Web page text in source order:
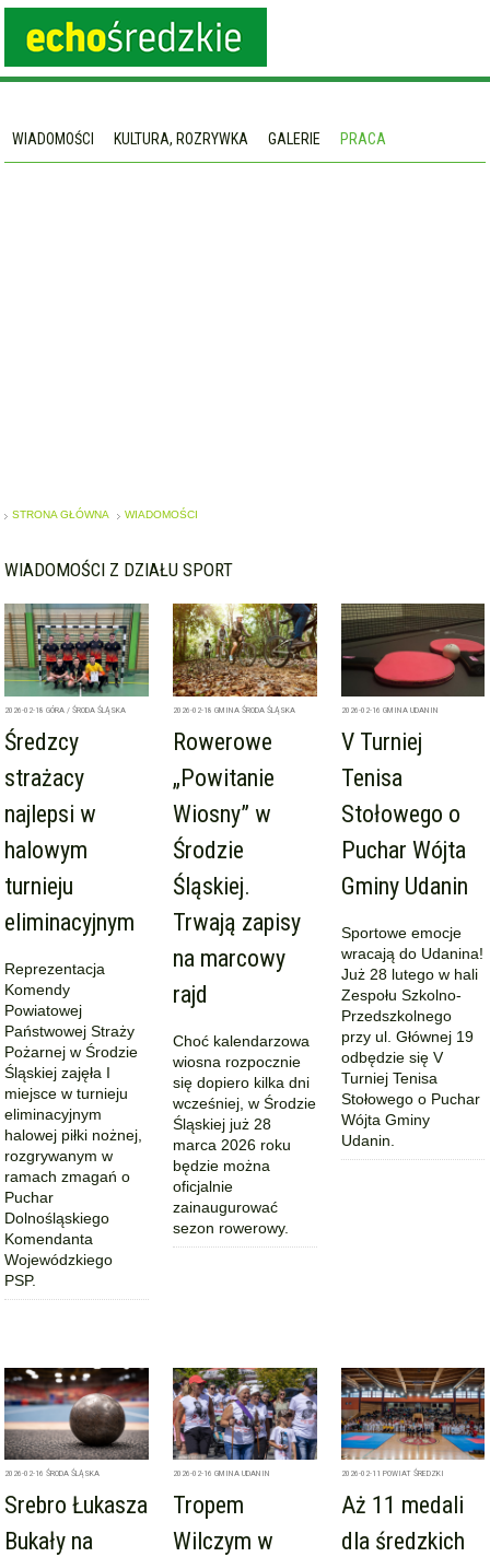
WIADOMOŚCI KULTURA, ROZRYWKA GALERIE PRACA
STRONA GŁÓWNA WIADOMOŚCI
WIADOMOŚCI Z DZIAŁU SPORT
2026-02-18 GÓRA / ŚRODA ŚLĄSKA
Średzcy
strażacy
najlepsi w
halowym
turnieju
eliminacyjnym
Reprezentacja
Komendy
Powiatowej
Państwowej Straży
Pożarnej w Środzie
Śląskiej zajęła I
miejsce w turnieju
eliminacyjnym
halowej piłki nożnej,
rozgrywanym w
ramach zmagań o
Puchar
Dolnośląskiego
Komendanta
Wojewódzkiego
PSP.
2026-02-18 GMINA ŚRODA ŚLĄSKA
Rowerowe
„Powitanie
Wiosny” w
Środzie
Śląskiej.
Trwają zapisy
na marcowy
rajd
Choć kalendarzowa
wiosna rozpocznie
się dopiero kilka dni
wcześniej, w Środzie
Śląskiej już 28
marca 2026 roku
będzie można
oficjalnie
zainaugurować
sezon rowerowy.
2026-02-16 GMINA UDANIN
V Turniej
Tenisa
Stołowego o
Puchar Wójta
Gminy Udanin
Sportowe emocje
wracają do Udanina!
Już 28 lutego w hali
Zespołu Szkolno-
Przedszkolnego
przy ul. Głównej 19
odbędzie się V
Turniej Tenisa
Stołowego o Puchar
Wójta Gminy
Udanin.
2026-02-16 ŚRODA ŚLĄSKA
Srebro Łukasza
Bukały na
2026-02-16 GMINA UDANIN
Tropem
Wilczym w
2026-02-11 POWIAT ŚREDZKI
Aż 11 medali
dla średzkich